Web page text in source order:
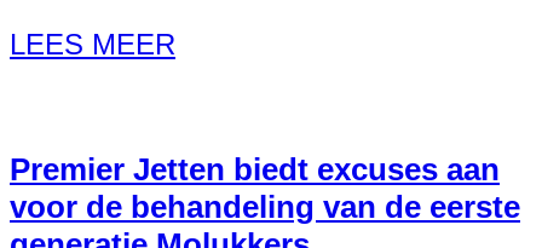
LEES MEER
Premier Jetten biedt excuses aan
voor de behandeling van de eerste